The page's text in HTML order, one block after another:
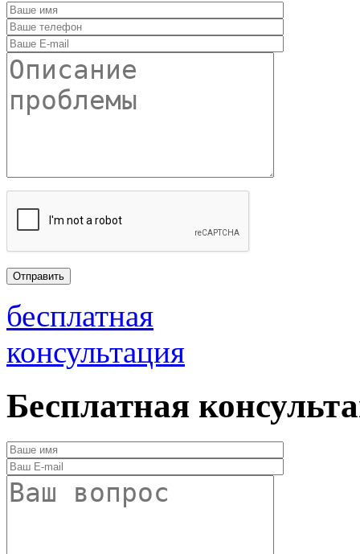
бесплатная
консультация
Бесплатная